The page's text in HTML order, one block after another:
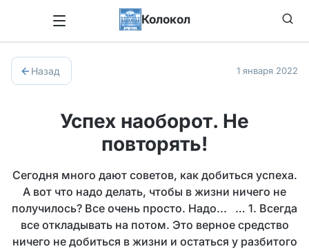
Колокол
Назад 1 января 2022
Успех наоборот. Не
повторять!
Сегодня много дают советов, как добиться успеха.
А вот что надо делать, чтобы в жизни ничего не
получилось? Все очень просто. Надо... … 1. Всегда
все откладывать на потом. Это верное средство
ничего не добиться в жизни и остаться у разбитого